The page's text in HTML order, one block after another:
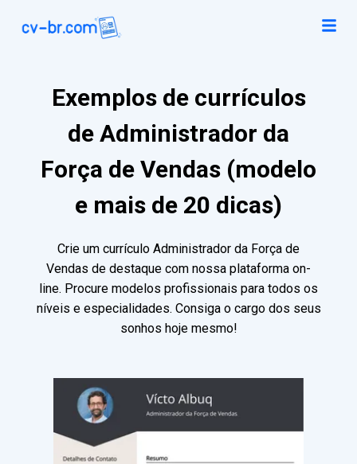
Exemplos de currículos
de Administrador da
Força de Vendas (modelo
e mais de 20 dicas)
Crie um currículo Administrador da Força de
Vendas de destaque com nossa plataforma on-
line. Procure modelos profissionais para todos os
níveis e especialidades. Consiga o cargo dos seus
sonhos hoje mesmo!